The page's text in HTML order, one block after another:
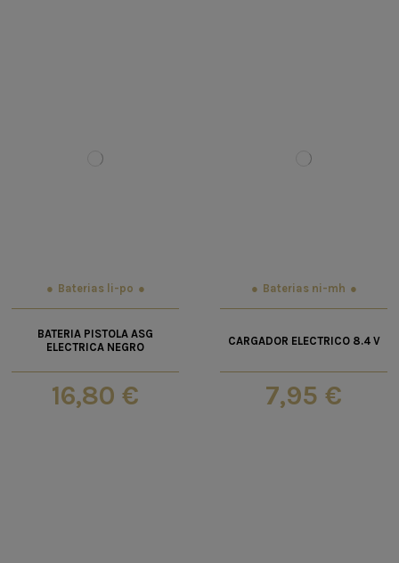
Baterias li-po
BATERIA PISTOLA ASG
ELECTRICA NEGRO
16,80 €
Baterias ni-mh
CARGADOR ELECTRICO 8.4 V
7,95 €